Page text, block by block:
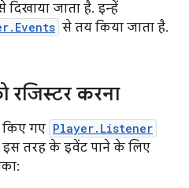
दिखाया जाता है. इन्हें
से तय किया जाता है.
रजिस्टर करना
किए गए Player.Listener
इस तरह के इवेंट पाने के लिए